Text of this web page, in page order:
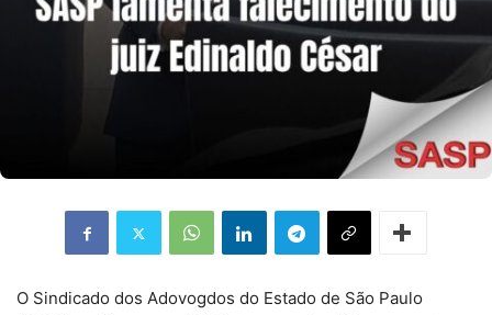
O Sindicado dos Adovogdos do Estado de São Paulo